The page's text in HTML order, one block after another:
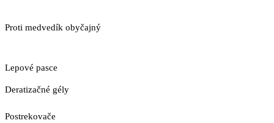
Proti medvedík obyčajný
Lepové pasce
Deratizačné gély
Postrekovače